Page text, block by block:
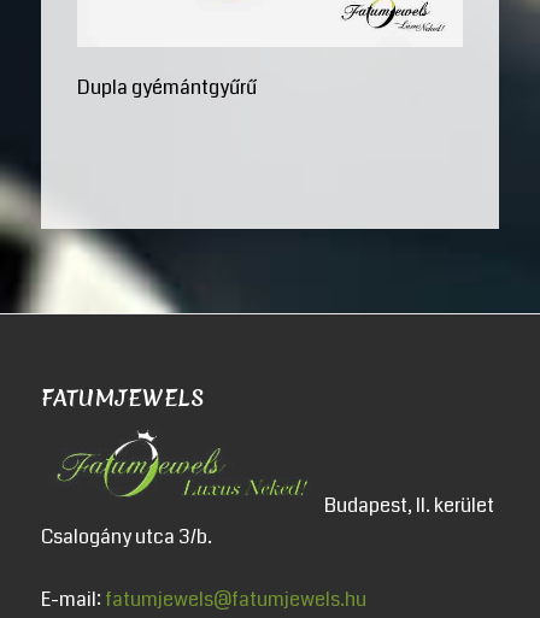
Dupla gyémántgyűrű
FATUMJEWELS
Budapest, II. kerület
Csalogány utca 3/b.
E-mail: fatumjewels@fatumjewels.hu